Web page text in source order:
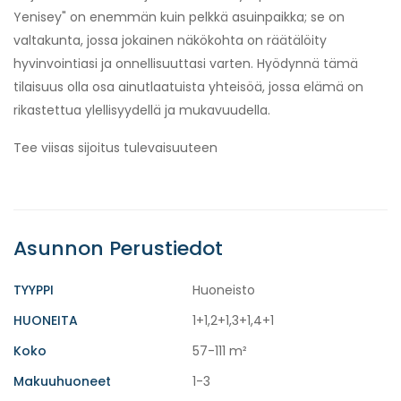
Yenisey" on enemmän kuin pelkkä asuinpaikka; se on
valtakunta, jossa jokainen näkökohta on räätälöity
hyvinvointiasi ja onnellisuuttasi varten. Hyödynnä tämä
tilaisuus olla osa ainutlaatuista yhteisöä, jossa elämä on
rikastettua ylellisyydellä ja mukavuudella.
Tee viisas sijoitus tulevaisuuteen
Asunnon Perustiedot
TYYPPI
Huoneisto
HUONEITA
1+1,2+1,3+1,4+1
Koko
57-111 m²
Makuuhuoneet
1-3